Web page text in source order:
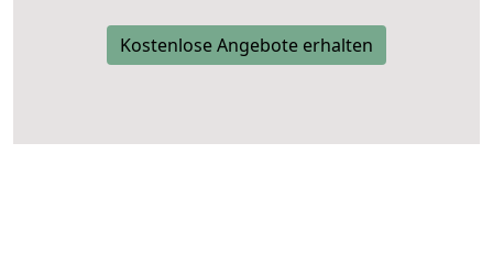
Kostenlose Angebote erhalten